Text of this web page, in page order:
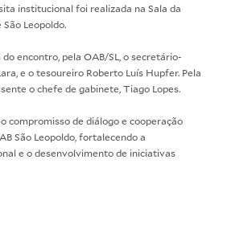
institucional foi realizada na Sala da
Leopoldo.
encontro, pela OAB/SL, o secretário-
e o tesoureiro Roberto Luís Hupfer. Pela
o chefe de gabinete, Tiago Lopes.
compromisso de diálogo e cooperação
São Leopoldo, fortalecendo a
e o desenvolvimento de iniciativas